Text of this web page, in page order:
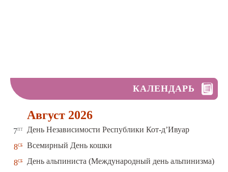
КАЛЕНДАРЬ
Август 2026
7пт День Независимости Республики Кот-д’Ивуар
8сб Всемирный День кошки
8сб День альпиниста (Международный день альпинизма)